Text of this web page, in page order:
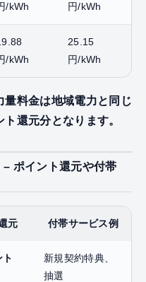
/kWh
円/kWh
/kWh
25.15
円/kWh
量料金は地域電力と同じ
還元分となります。
ポイント還元や付帯
元 付帯サービス例
新規契約特典、
抽選